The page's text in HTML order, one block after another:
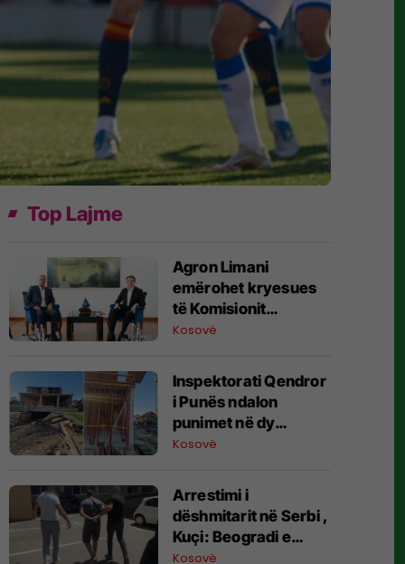
Top Lajme
Agron Limani
emërohet kryesues
të Komisionit
Qeveritar për
Kosovë
Inspektorati Qendror
i Punës ndalon
punimet në dy
kantiere ndërtimi në
Suharekë
Kosovë
​Arrestimi i
dëshmitarit në Serbi ,
Kuçi: Beogradi e
trajton zbulimin e së
Kosovë